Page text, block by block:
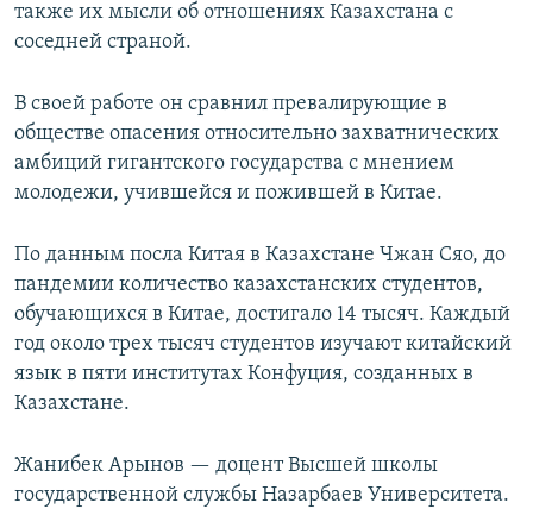
также их мысли об отношениях Казахстана с
соседней страной.
В своей работе он сравнил превалирующие в
обществе опасения относительно захватнических
амбиций гигантского государства с мнением
молодежи, учившейся и пожившей в Китае.
По данным посла Китая в Казахстане Чжан Сяо, до
пандемии количество казахстанских студентов,
обучающихся в Китае, достигало 14 тысяч. Каждый
год около трех тысяч студентов изучают китайский
язык в пяти институтах Конфуция, созданных в
Казахстане.
Жанибек Арынов — доцент Высшей школы
государственной службы Назарбаев Университета.